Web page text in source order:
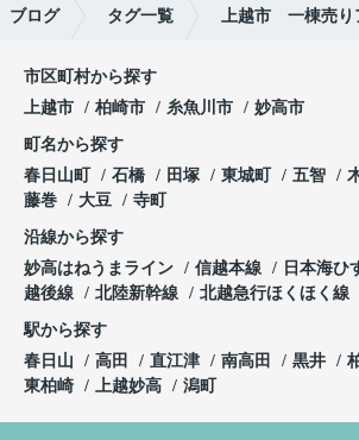
ブログ タグ一覧 上越市 一棟売り
市区町村から探す
上越市
柏崎市 糸魚川市 妙高市
町名から探す
春日山町
石橋 田塚 東城町 五智
藤巻
大豆 寺町
沿線から探す
妙高はねうまライン
信越本線
日本海ひ
越後線
北陸新幹線 北越急行ほくほく線
駅から探す
春日山
高田 直江津 南高田 黒井
東柏崎
上越妙高 潟町